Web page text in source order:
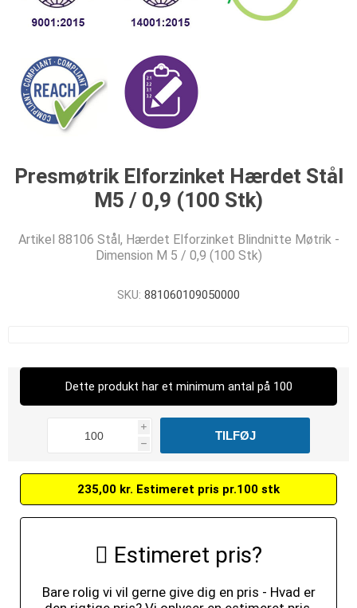
Presmøtrik Elforzinket Hærdet Stål
M5 / 0,9 (100 Stk)
Artikel 88106 Stål, Hærdet Elforzinket Blindnitte Møtrik -
Dimension M 5 / 0,9 (100 Stk)
SKU: 881060109050000
Dette produkt har et minimum antal på 100
i
h
235,00 kr. Estimeret pris pr.100 stk
Estimeret pris?
Bare rolig vi vil gerne give dig en pris - Hvad er